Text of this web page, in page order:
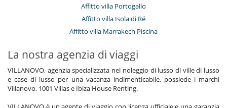
Affitto villa Portogallo
Affitto villa Isola di Ré
Affitto villa Marrakech Piscina
La nostra agenzia di viaggi
VILLANOVO, agenzia specializzata nel noleggio di lusso di ville di lusso
e case di lusso per una vacanza indimenticabile, possiede i marchi
Villanovo, 1001 Villas e Ibiza House Renting.